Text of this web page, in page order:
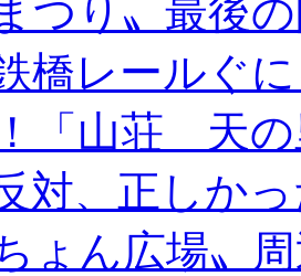
つり〟最後
橋レールぐ
「山荘 天の
対、正しか
ょん広場〟